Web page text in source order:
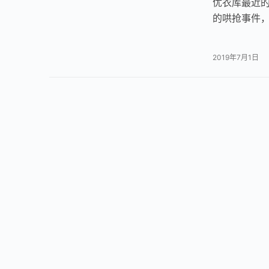
的哄抢事件
2019年7月1日